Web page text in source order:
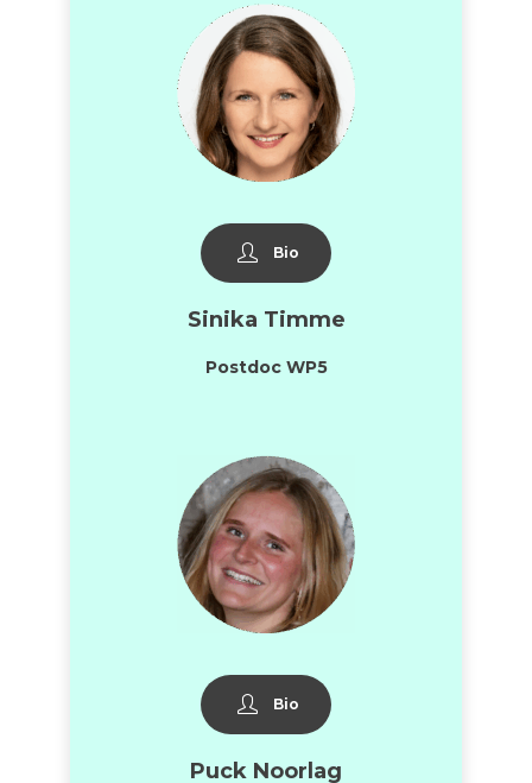
Bio
Sinika Timme
Postdoc WP5
Bio
Puck Noorlag